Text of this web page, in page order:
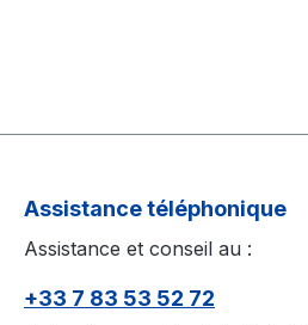
Assistance téléphonique
Assistance et conseil au :
+33 7 83 53 52 72